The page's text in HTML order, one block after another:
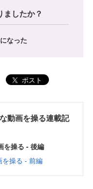
ましたか？
なった
ポスト
動画を操る連載記
を操る - 後編
を操る - 前編